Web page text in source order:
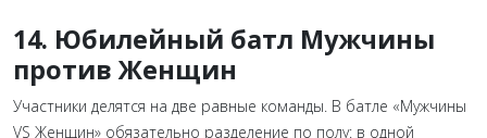
14. Юбилейный батл Мужчины
против Женщин
Участники делятся на две равные команды . В батле «Мужчины
VS Женщин» обязательно разделение по полу: в одной